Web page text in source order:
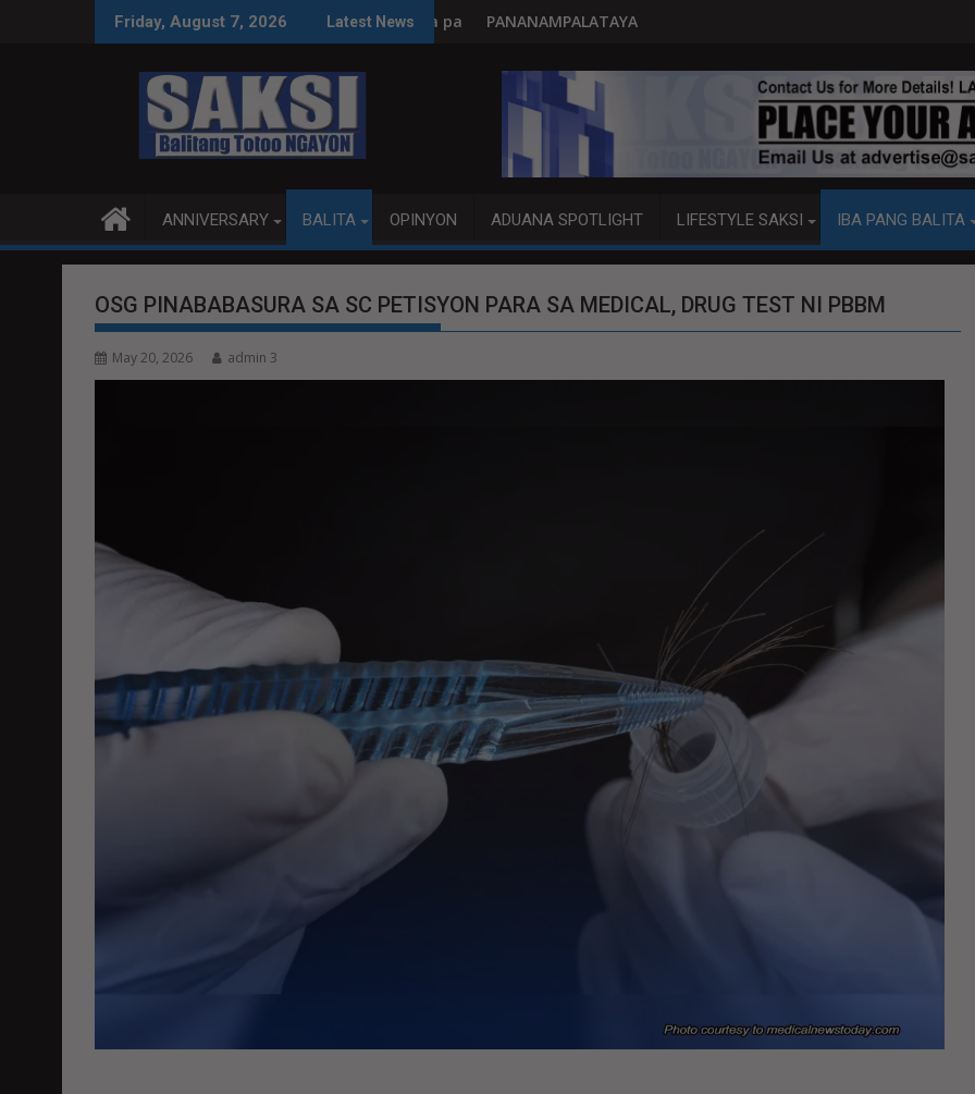
Friday, August 7, 2026 Latest News
tamang paggastos susi sa pag-unladPANANAMPALATAYA
ANNIVERSARY BALITA OPINYON ADUANA SPOTLIGHT LIFESTYLE SAKSI IBA PANG BALITA
OSG PINABABASURA SA SC PETISYON PARA SA MEDICAL, DRUG TEST NI PBBM
May 20, 2026 admin 3